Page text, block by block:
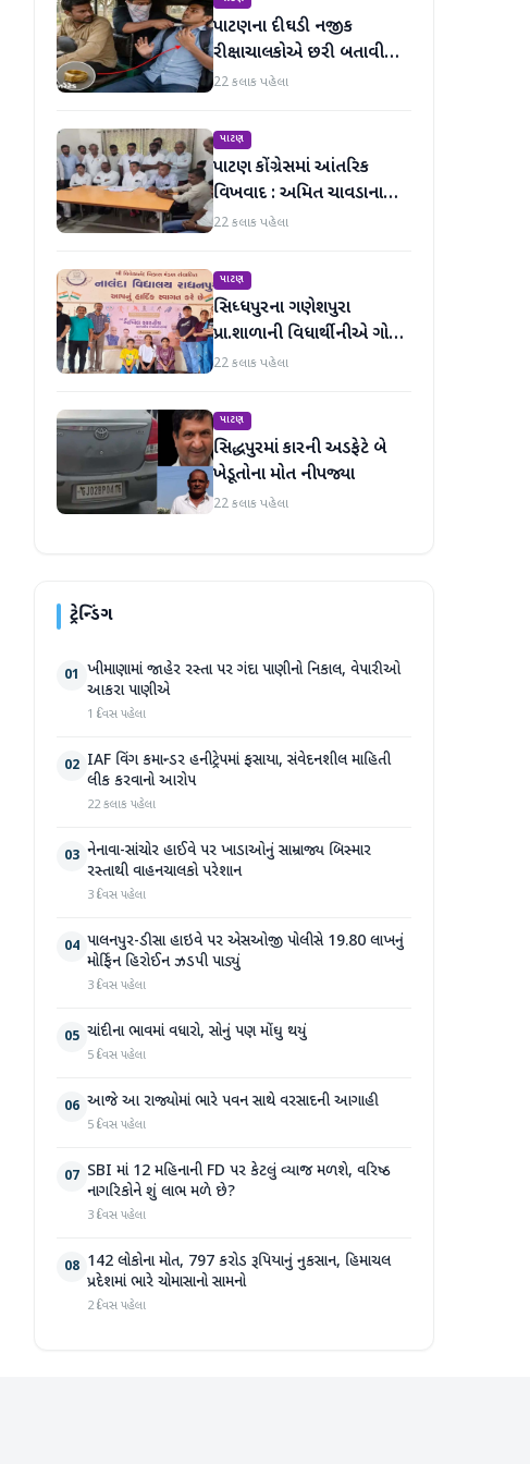
પાટણના દીઘડી નજીક
રીક્ષાચાલકોએ છરી બતાવી
વિદ્યાર્થીની સોનાની વીંટી લૂંટી
22 કલાક પહેલા
પાટણ
પાટણ કોંગ્રેસમાં આંતરિક
વિખવાદ : અમિત ચાવડાના
સમર્થનમાં પત્રકાર પરિષદ યોજી
22 કલાક પહેલા
પાટણ
સિધ્ધપુરના ગણેશપુરા
પ્રા.શાળાની વિધાર્થીનીએ ગોલ્ડ
મેડલ મેળવ્યો
22 કલાક પહેલા
પાટણ
સિદ્ધપુરમાં કારની અડફેટે બે
ખેડૂતોના મોત નીપજ્યા
22 કલાક પહેલા
ટ્રેન્ડિંગ
01 ખીમાણામાં જાહેર રસ્તા પર ગંદા પાણીનો નિકાલ, વેપારીઓ
આકરા પાણીએ
1 દિવસ પહેલા
02 IAF વિંગ કમાન્ડર હનીટ્રેપમાં ફસાયા, સંવેદનશીલ માહિતી
લીક કરવાનો આરોપ
22 કલાક પહેલા
03 નેનાવા-સાંચોર હાઈવે પર ખાડાઓનું સામ્રાજ્ય બિસ્માર
રસ્તાથી વાહનચાલકો પરેશાન
3 દિવસ પહેલા
04 પાલનપુર-ડીસા હાઇવે પર એસઓજી પોલીસે 19.80 લાખનું
મોર્ફિન હિરોઈન ઝડપી પાડ્યું
3 દિવસ પહેલા
05 ચાંદીના ભાવમાં વધારો, સોનું પણ મોંઘુ થયું
5 દિવસ પહેલા
06 આજે આ રાજ્યોમાં ભારે પવન સાથે વરસાદની આગાહી
5 દિવસ પહેલા
07 SBI માં 12 મહિનાની FD પર કેટલું વ્યાજ મળશે, વરિષ્ઠ
નાગરિકોને શું લાભ મળે છે?
3 દિવસ પહેલા
08 142 લોકોના મોત, 797 કરોડ રૂપિયાનું નુકસાન, હિમાચલ
પ્રદેશમાં ભારે ચોમાસાનો સામનો
2 દિવસ પહેલા